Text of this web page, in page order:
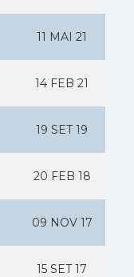
11 MAI 21
14 FEB 21
19 SET 19
20 FEB 18
09 NOV 17
15 SET 17